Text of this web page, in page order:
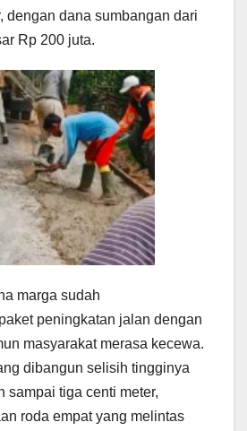
dengan dana sumbangan dari
Rp 200 juta.
marga sudah
peningkatan jalan dengan
masyarakat merasa kecewa.
dibangun selisih tingginya
sampai tiga centi meter,
roda empat yang melintas